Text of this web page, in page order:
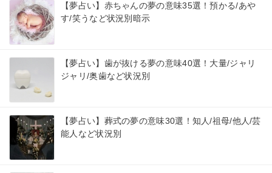
【夢占い】赤ちゃんの夢の意味35選！預かる/あや
す/笑うなど状況別暗示
【夢占い】歯が抜ける夢の意味40選！大量/ジャリ
ジャリ/奥歯など状況別
【夢占い】葬式の夢の意味30選！知人/祖母/他人/芸
能人など状況別